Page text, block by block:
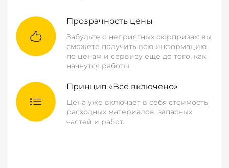
Прозрачность цены
Забудьте о неприятных сюрпризах: вы
сможете получить всю информацию
по ценам и сервису еще до того, как
начнутся работы.
Принцип «Все включено»
Цена уже включает в себя стоимость
расходных материалов, запасных
частей и работ.